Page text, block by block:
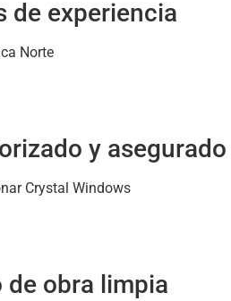
de experiencia
Norte
y asegurado
Crystal Windows
de obra limpia